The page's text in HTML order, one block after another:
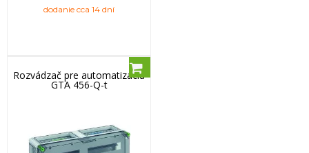
dodanie cca 14 dní
Rozvádzač pre automatizáciu
GTA 456-Q-t